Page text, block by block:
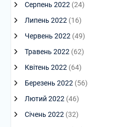
Серпень 2022 (24)
Липень 2022 (16)
Червень 2022 (49)
Травень 2022 (62)
Квітень 2022 (64)
Березень 2022 (56)
Лютий 2022 (46)
Січень 2022 (32)